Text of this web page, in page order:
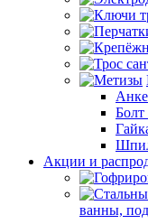
Акции и
ванны,